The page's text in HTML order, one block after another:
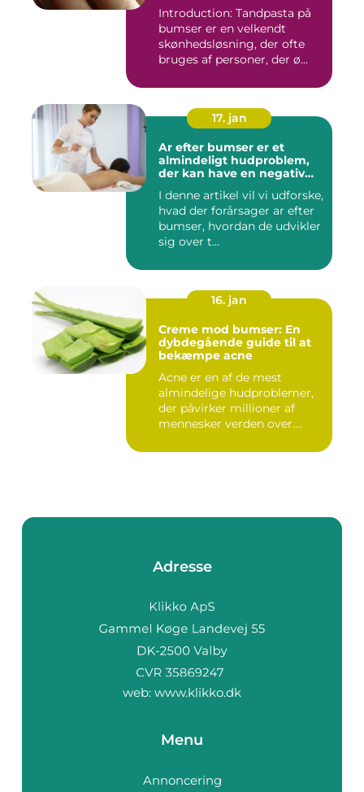
Introduction: Tandpasta på
bumser er en velkendt
skønhedsløsning, der ofte
bruges af personer, der ø...
17. jan
Ar efter bumser er et
almindeligt hudproblem,
der kan have en negativ
selvtillid og trivsel
I denne artikel vil vi udforske,
hvad der forårsager ar efter
bumser, hvordan de udvikler
sig over t...
16. jan
Creme mod bumser: En
dybdegående guide til at
bekæmpe acne
Acne er en af de mest
almindelige hudproblemer,
der påvirker millioner af
mennesker verden over.
Adresse
web: www.klikko.dk
Menu
Annoncering